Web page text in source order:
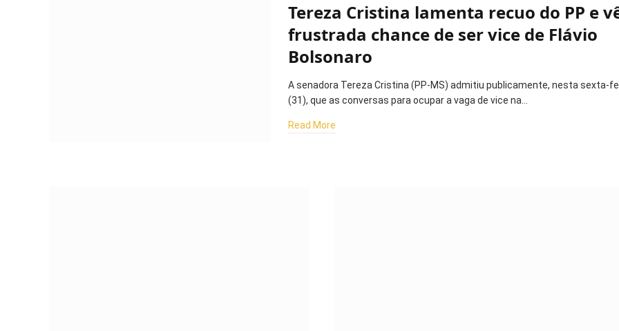
Tereza Cristina lamenta recuo do PP e
frustrada chance de ser vice de Flávio
Bolsonaro
A senadora Tereza Cristina (PP-MS) admitiu publicamente, nesta sexta-
(31), que as conversas para ocupar a vaga de vice na…
Read More